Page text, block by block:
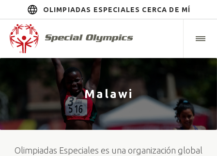
OLIMPIADAS ESPECIALES CERCA DE MÍ
Malawi
Olimpiadas Especiales es una organización global